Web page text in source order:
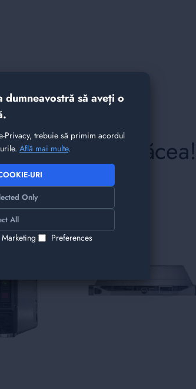
să aveți o
Privacy, trebuie să primim acordul
Află mai multe.
URI
Only
All
Marketing Preferences
care v-ar plăcea!